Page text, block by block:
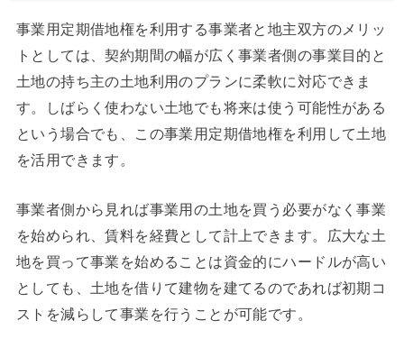
事業用定期借地権を利用する事業者と地主双方のメリッ
トとしては、契約期間の幅が広く事業者側の事業目的と
土地の持ち主の土地利用のプランに柔軟に対応できま
す。しばらく使わない土地でも将来は使う可能性がある
という場合でも、この事業用定期借地権を利用して土地
を活用できます。
事業者側から見れば事業用の土地を買う必要がなく事業
を始められ、賃料を経費として計上できます。広大な土
地を買って事業を始めることは資金的にハードルが高い
としても、土地を借りて建物を建てるのであれば初期コ
ストを減らして事業を行うことが可能です。